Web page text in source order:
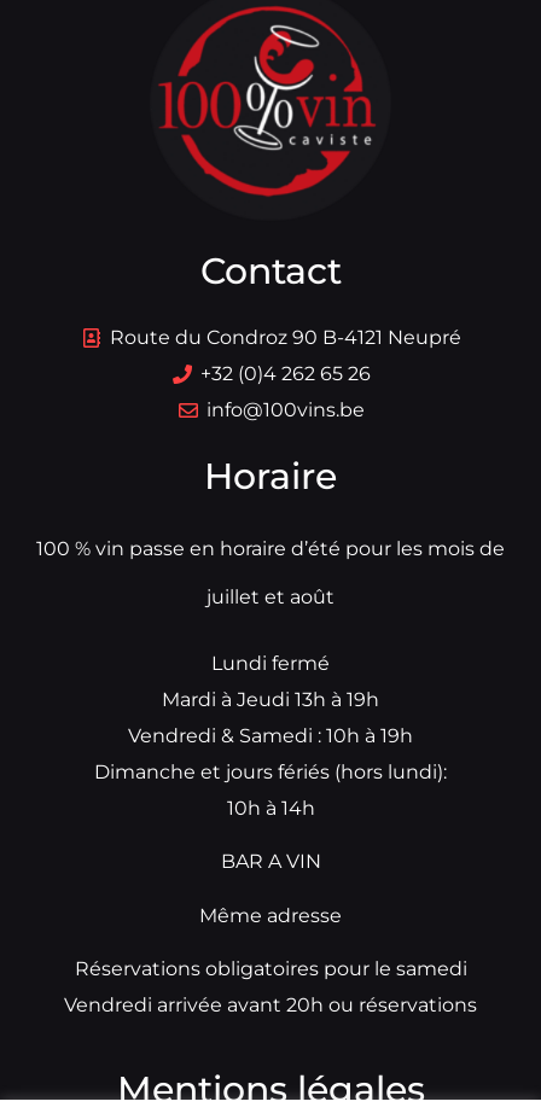
Contact
Route du Condroz 90 B-4121 Neupré
+32 (0)4 262 65 26
info@100vins.be
Horaire
100 % vin passe en horaire d’été pour les mois de
juillet et août
Lundi fermé
Mardi à Jeudi 13h à 19h
Vendredi & Samedi : 10h à 19h
Dimanche et jours fériés (hors lundi):
10h à 14h
BAR A VIN
Même adresse
Réservations obligatoires pour le samedi
Vendredi arrivée avant 20h ou réservations
Mentions légales